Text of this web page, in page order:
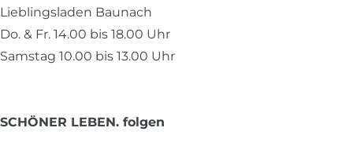
Lieblingsladen Baunach
Do. & Fr. 14.00 bis 18.00 Uhr
Samstag 10.00 bis 13.00 Uhr
SCHÖNER LEBEN. folgen